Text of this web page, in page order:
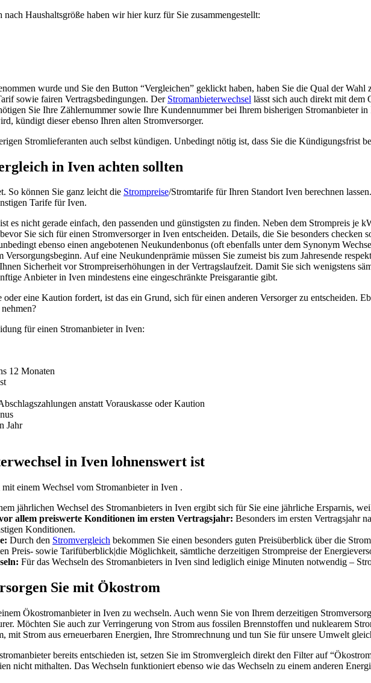
Haushaltsgröße haben wir hier kurz für Sie zusammengestellt:
wurde und Sie den Button “Vergleichen” geklickt haben, haben Sie die Qual der
sowie fairen Vertragsbedingungen. Der Stromanbieterwechsel lässt sich auch direkt mit
Sie Ihre Zählernummer sowie Ihre Kundennummer bei Ihrem bisherigen Stromanbieter
kündigt dieser ebenso Ihren alten Stromversorger.
Stromlieferanten auch selbst kündigen. Unbedingt nötig ist, dass Sie die Kündigungsfrist
in Iven achten sollten
So können Sie ganz leicht die Strompreise/Stromtarife für Ihren Standort Iven berechnen
Tarife für Iven.
es nicht gerade einfach, den passenden und günstigsten zu finden. Neben dem Strompreis je
Sie sich für einen Stromversorger in Iven entscheiden. Details, die Sie besonders
ebenso einen angebotenen Neukundenbonus (oft ebenfalls unter dem Synonym
Auf eine Neukundenprämie müssen Sie zumeist bis zum Jahresende
Sicherheit vor Strompreiserhöhungen in der Vertragslaufzeit. Damit Sie sich wenigstens
Anbieter in Iven mindestens eine eingeschränkte Preisgarantie gibt.
eine Kaution fordert, ist das ein Grund, sich für einen anderen Versorger zu entscheiden.
für einen Stromanbieter in Iven:
12 Monaten
anstatt Vorauskasse oder Kaution
Jahr
in Iven lohnenswert ist
einem Wechsel vom Stromanbieter in Iven .
jährlichen Wechsel des Stromanbieters in Iven ergibt sich für Sie eine jährliche Ersparnis,
allem preiswerte Konditionen im ersten Vertragsjahr: Besonders im ersten Vertragsjahr
Konditionen.
Durch den Stromvergleich bekommen Sie einen besonders guten Preisüberblick über die
Preis- sowie Tarifüberblick|die Möglichkeit, sämtliche derzeitigen Strompreise der
Für das Wechseln des Stromanbieters in Iven sind lediglich einige Minuten notwendig –
Sie mit Ökostrom
Ökostromanbieter in Iven zu wechseln. Auch wenn Sie von Ihrem derzeitigen
Möchten Sie auch zur Verringerung von Strom aus fossilen Brennstoffen und nuklearem
mit Strom aus erneuerbaren Energien, Ihre Stromrechnung und tun Sie für unsere Umwelt
bereits entschieden ist, setzen Sie im Stromvergleich direkt den Filter auf
nicht mithalten. Das Wechseln funktioniert ebenso wie das Wechseln zu einem anderen